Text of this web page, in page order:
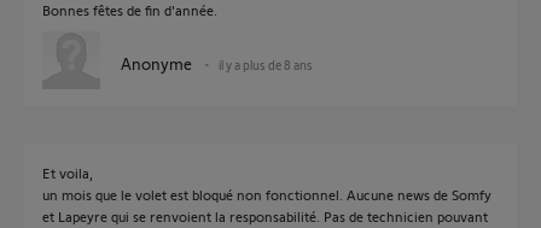
Bonnes fêtes de fin d'année.
Anonyme il y a plus de 8 ans
Et voila,
un mois que le volet est bloqué non fonctionnel. Aucune news de Somfy
et Lapeyre qui se renvoient la responsabilité. Pas de technicien pouvant